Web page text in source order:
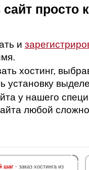
просто
и
хостинг,
установку
у нашего
любой
шаг - заказ хостинга из